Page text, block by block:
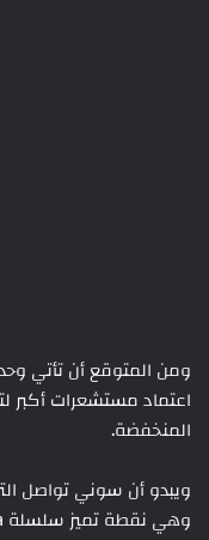
ومن المتوقع أن تأتي
اعتماد مستشعرات أكبر
المنخفضة.
ويبدو أن سوني تواصل
وهي نقطة تميز سلسلة Xperia الرائدة.